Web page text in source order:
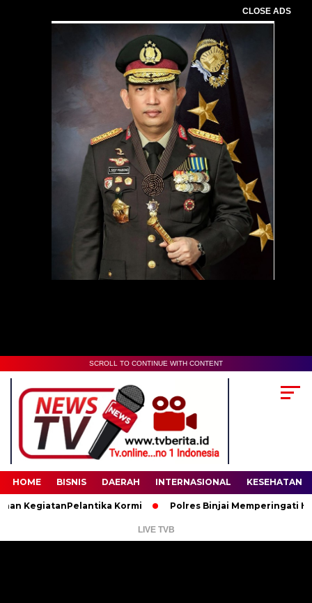
CLOSE ADS
00:00
SCROLL TO CONTINUE WITH CONTENT
HOME BISNIS DAERAH INTERNASIONAL KESEHATAN
Kormi Polres Binjai Memperingati Hari
LIVE TVB